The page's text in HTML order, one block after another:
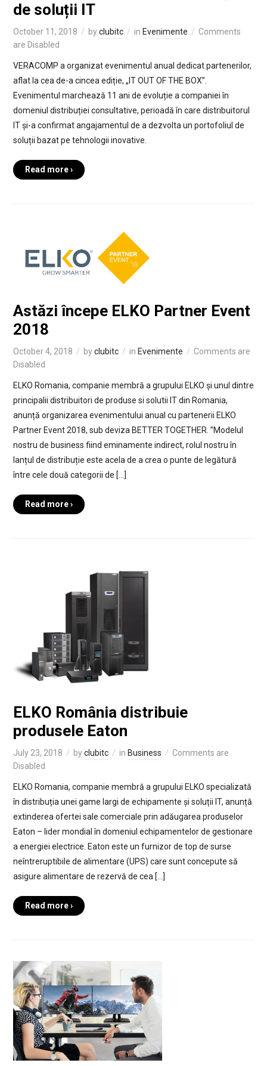
de soluții IT
October 11, 2018 byclubitc in Evenimente
Comments
are Disabled
VERACOMP a organizat evenimentul anual dedicat partenerilor,
aflat la cea de-a cincea ediție, „IT OUT OF THE BOX”.
Evenimentul marchează 11 ani de evoluție a companiei în
domeniul distribuției consultative, perioadă în care distribuitorul
IT și-a confirmat angajamentul de a dezvolta un portofoliul de
soluții bazat pe tehnologii inovative.
Read more ›
Astăzi începe ELKO Partner Event
2018
October 4, 2018 byclubitc in Evenimente
Comments are
Disabled
ELKO Romania, companie membră a grupului ELKO și unul dintre
principalii distribuitori de produse si solutii IT din Romania,
anunță organizarea evenimentului anual cu partenerii ELKO
Partner Event 2018, sub deviza BETTER TOGETHER. ”Modelul
nostru de business fiind eminamente indirect, rolul nostru în
lanțul de distribuție este acela de a crea o punte de legătură
între cele două categorii de […]
Read more ›
ELKO România distribuie
produsele Eaton
July 23, 2018 byclubitc in Business
Comments are
Disabled
ELKO Romania, companie membră a grupului ELKO specializată
în distribuția unei game largi de echipamente și soluții IT, anunță
extinderea ofertei sale comerciale prin adăugarea produselor
Eaton – lider mondial în domeniul echipamentelor de gestionare
a energiei electrice. Eaton este un furnizor de top de surse
neîntreruptibile de alimentare (UPS) care sunt concepute să
asigure alimentare de rezervă de cea […]
Read more ›